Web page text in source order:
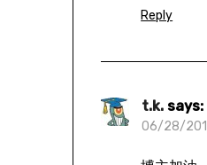
Reply
t.k. says:
06/28/